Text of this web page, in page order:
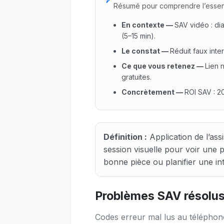
Résumé pour comprendre
En contexte —SAV vidéo :
(5–15 min).
Le constat—Réduit faux
Ce que vous retenez —Lien
gratuites.
Concrètement—ROI SAV :
En contexte : SAV vidéo :
Définition : Application de
session visuelle pour voir une
bonne pièce ou planifier une
Problèmes SAV
Codes erreur mal lus au